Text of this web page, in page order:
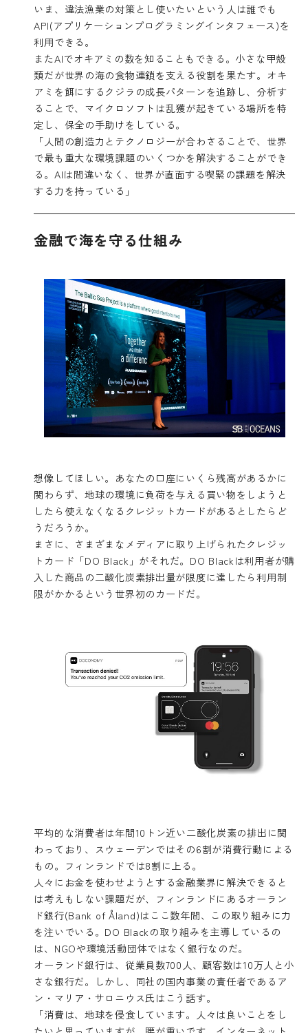
いま、違法漁業の対策とし使いたいという人は誰でも
API(アプリケーションプログラミングインタフェース)を
利用できる。
またAIでオキアミの数を知ることもできる。小さな甲殻
類だが世界の海の食物連鎖を支える役割を果たす。オキ
アミを餌にするクジラの成長パターンを追跡し、分析す
ることで、マイクロソフトは乱獲が起きている場所を特
定し、保全の手助けをしている。
「人間の創造力とテクノロジーが合わさることで、世界
で最も重大な環境課題のいくつかを解決することができ
る。AIは間違いなく、世界が直面する喫緊の課題を解決
する力を持っている」
金融で海を守る仕組み
想像してほしい。あなたの口座にいくら残高があるかに
関わらず、地球の環境に負荷を与える買い物をしようと
したら使えなくなるクレジットカードがあるとしたらど
うだろうか。
まさに、さまざまなメディアに取り上げられたクレジッ
トカード「DO Black」がそれだ。DO Blackは利用者が購
入した商品の二酸化炭素排出量が限度に達したら利用制
限がかかるという世界初のカードだ。
平均的な消費者は年間10トン近い二酸化炭素の排出に関
わっており、スウェーデンではその6割が消費行動による
もの。フィンランドでは8割に上る。
人々にお金を使わせようとする金融業界に解決できると
は考えもしない課題だが、フィンランドにあるオーラン
ド銀行(Bank of Åland)はここ数年間、この取り組みに力
を注いでいる。DO Blackの取り組みを主導しているの
は、NGOや環境活動団体ではなく銀行なのだ。
オーランド銀行は、従業員数700人、顧客数は10万人と小
さな銀行だ。しかし、同社の国内事業の責任者であるア
ン・マリア・サロニウス氏はこう話す。
「消費は、地球を侵食しています。人々は良いことをし